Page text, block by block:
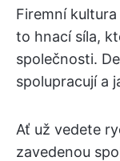
Firemní
to hnací síla,
společnosti.
spolupracují a
Ať už vedete
zavedenou